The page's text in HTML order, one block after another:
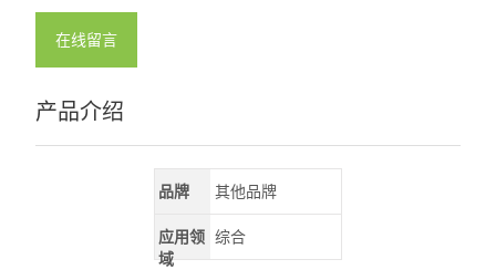
在线留言
产品介绍
品牌 其他品牌
应用领
域
综合